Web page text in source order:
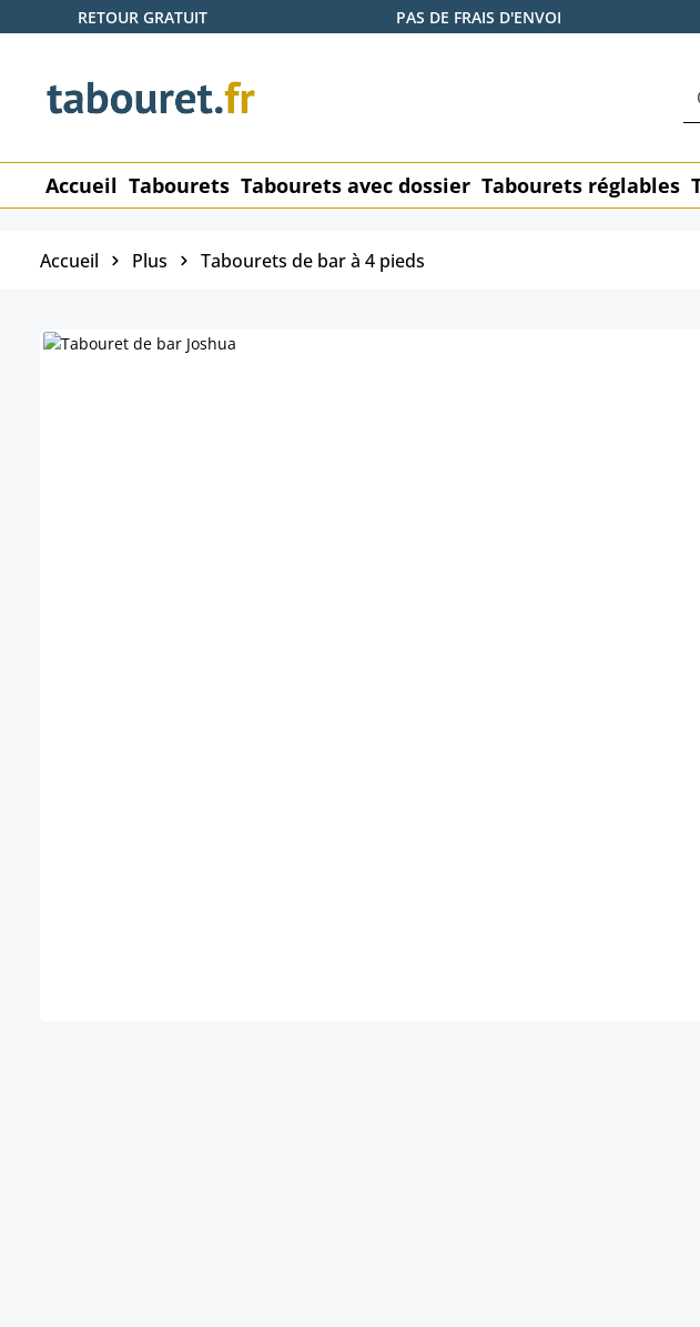
au contenu principal
Passer à la recherche
Passer à la navigation principale
RETOUR GRATUIT PAS DE FRAIS D'ENVOI
Accueil Tabourets Tabourets avec dossier Tabourets réglables
Accueil Plus Tabourets de bar à 4 pieds